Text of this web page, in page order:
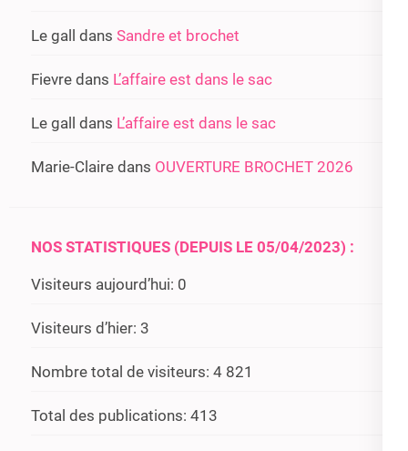
Le gall dans Sandre et brochet
Fievre dans L’affaire est dans le sac
Le gall dans L’affaire est dans le sac
Marie-Claire dans OUVERTURE BROCHET 2026
NOS STATISTIQUES (DEPUIS LE 05/04/2023) :
Visiteurs aujourd’hui: 0
Visiteurs d’hier: 3
Nombre total de visiteurs: 4 821
Total des publications: 413